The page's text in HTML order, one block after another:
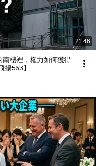
21:46
南樓裡，權力如何獲得
揚563】